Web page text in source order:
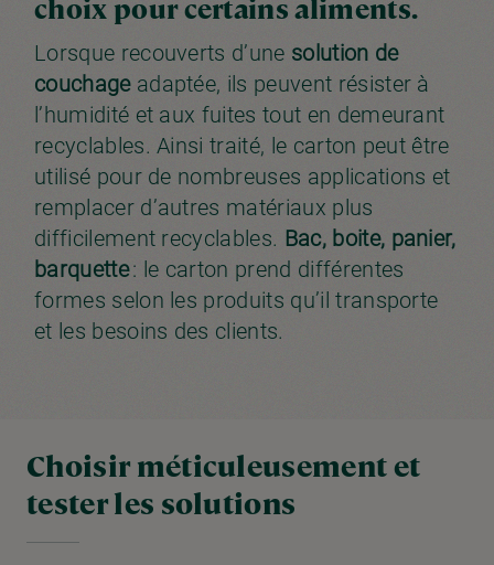
choix pour certains aliments.
Lorsque recouverts d’une solution de
couchageadaptée, ils peuvent résister à
l’humidité et aux fuites tout en demeurant
recyclables. Ainsi traité, le carton peut être
utilisé pour de nombreuses applications et
remplacer d’autres matériaux plus
difficilement recyclables. Bac, boite, panier,
barquette: le carton prend différentes
formes selon les produits qu’il transporte
et les besoins des clients.
Choisir méticuleusement et
tester les solutions